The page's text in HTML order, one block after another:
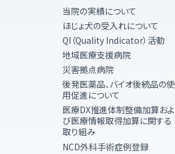
当院の実績について
ほじょ犬の受入れについて
QI（Quality Indicator）活動
地域医療支援病院
災害拠点病院
後発医薬品、バイオ後続品の使
用促進について
医療DX推進体制整備加算およ
び医療情報取得加算に関する
取り組み
NCD外科手術症例登録